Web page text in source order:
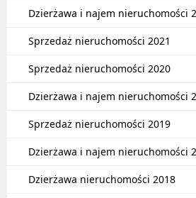
Dzierżawa i najem nieruchomości
Sprzedaż nieruchomości 2021
Sprzedaż nieruchomości 2020
Dzierżawa i najem nieruchomości
Sprzedaż nieruchomości 2019
Dzierżawa i najem nieruchomości
Dzierżawa nieruchomości 2018